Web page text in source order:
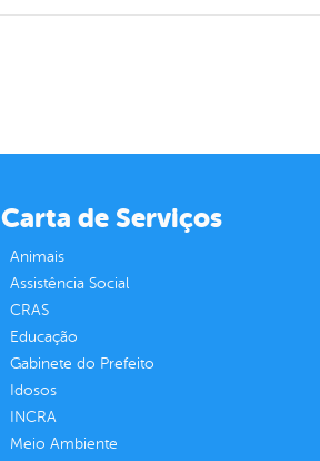
Carta de Serviços
Animais
Assistência Social
CRAS
Educação
Gabinete do Prefeito
Idosos
INCRA
Meio Ambiente